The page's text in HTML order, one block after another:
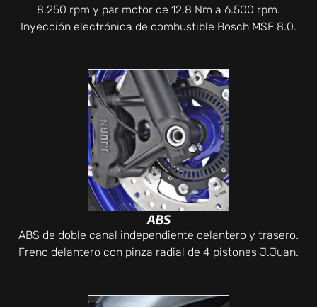
8.250 rpm y par motor de 12,8 Nm a 6.500 rpm.
Inyección electrónica de combustible Bosch MSE 8.0.
ABS
ABS de doble canal independiente delantero y trasero.
Freno delantero con pinza radial de 4 pistones J.Juan.